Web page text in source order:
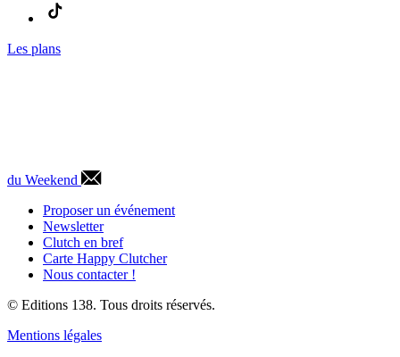
Les plans
du Weekend
Proposer un événement
Newsletter
Clutch en bref
Carte Happy Clutcher
Nous contacter !
© Editions 138. Tous droits réservés.
Mentions légales